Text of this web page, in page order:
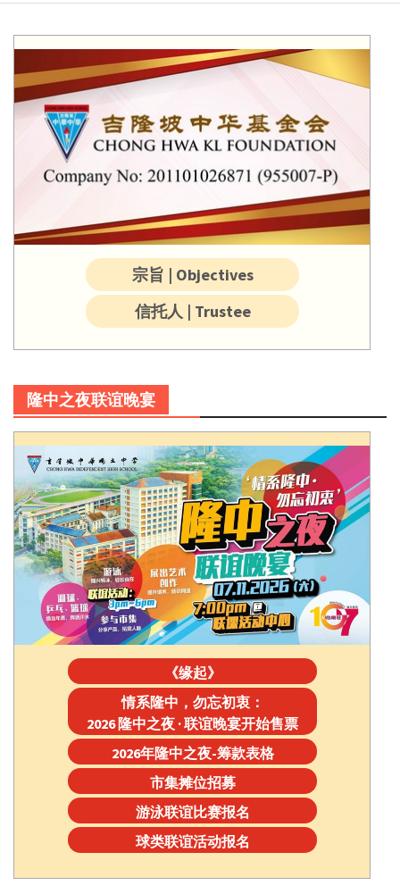
宗旨 | Objectives
信托人 | Trustee
隆中之夜联谊晚宴
《缘起》
情系隆中，勿忘初衷：
2026 隆中之夜 · 联谊晚宴开始售票
2026年隆中之夜-筹款表格
市集摊位招募
游泳联谊比赛报名
球类联谊活动报名